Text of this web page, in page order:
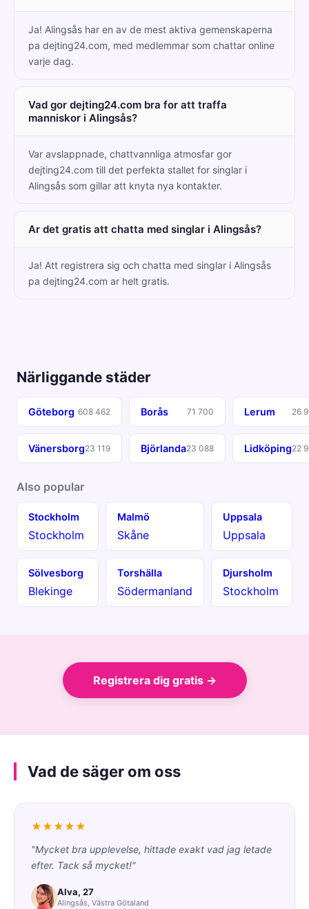
Ja! Alingsås har en av de mest aktiva gemenskaperna
pa dejting24.com, med medlemmar som chattar online
varje dag.
Vad gor dejting24.com bra for att traffa
manniskor i Alingsås?
Var avslappnade, chattvannliga atmosfar gor
dejting24.com till det perfekta stallet for singlar i
Alingsås som gillar att knyta nya kontakter.
Ar det gratis att chatta med singlar i Alingsås?
Ja! Att registrera sig och chatta med singlar i Alingsås
pa dejting24.com ar helt gratis.
Närliggande städer
Göteborg 608 462 Borås 71 700 Lerum 26
Vänersborg23 119 Björlanda23 088 Lidköping22
Also popular
Stockholm
Stockholm
Malmö
Skåne
Uppsala
Uppsala
Sölvesborg
Blekinge
Torshälla
Södermanland
Djursholm
Stockholm
Registrera dig gratis →
Vad de säger om oss
★★★★★
"Mycket bra upplevelse, hittade exakt vad jag letade
efter. Tack så mycket!"
Alva, 27
Alingsås, Västra Götaland